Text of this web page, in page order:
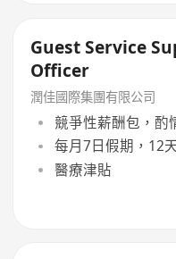
Guest Service
Officer
潤佳國際集團有限公司
競爭性薪酬包，酌
每月7日假期，12
醫療津貼